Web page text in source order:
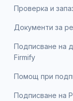
Проверка и
Документи за
Подписване на
Firmify
Помощ при
Подписване на